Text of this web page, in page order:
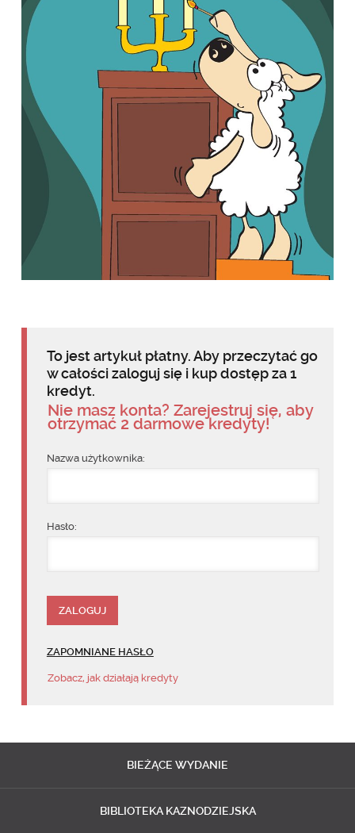
To jest artykuł płatny. Aby przeczytać go
w całości zaloguj się i kup dostęp za 1
kredyt.
Nie masz konta? Zarejestruj się, aby
otrzymać 2 darmowe kredyty!
Nazwa użytkownika:
Hasło:
ZAPOMNIANE HASŁO
Zobacz, jak działają kredyty
BIEŻĄCE WYDANIE
BIBLIOTEKA KAZNODZIEJSKA